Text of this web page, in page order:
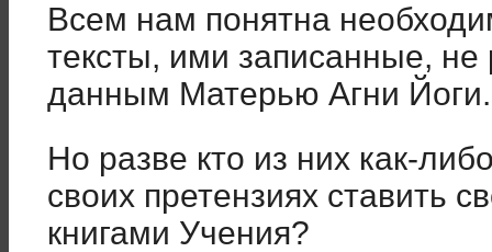
Всем нам понятна
тексты, ими записанные,
данным Матерью Агни Йоги.
Но разве кто из них как-
своих претензиях ставить
книгами Учения?